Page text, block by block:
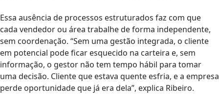
Essa ausência de processos estruturados faz com que
cada vendedor ou área trabalhe de forma independente,
sem coordenação. “Sem uma gestão integrada, o cliente
em potencial pode ficar esquecido na carteira e, sem
informação, o gestor não tem tempo hábil para tomar
uma decisão. Cliente que estava quente esfria, e a empresa
perde oportunidade que já era dela”, explica Ribeiro.